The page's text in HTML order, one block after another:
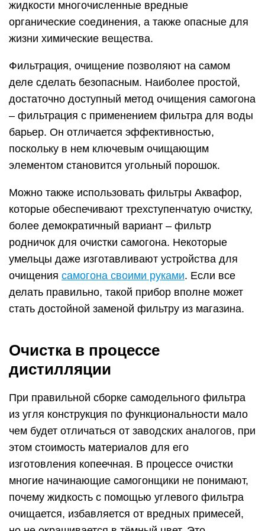
жидкости многочисленные вредные
органические соединения, а также опасные для
жизни химические вещества.
Фильтрация, очищение позволяют на самом
деле сделать безопасным. Наиболее простой,
достаточно доступный метод очищения самогона
– фильтрация с применением фильтра для воды
барьер. Он отличается эффективностью,
поскольку в нем ключевым очищающим
элементом становится угольный порошок.
Можно также использовать фильтры Аквафор,
которые обеспечивают трехступенчатую очистку,
более демократичный вариант – фильтр
родничок для очистки самогона. Некоторые
умельцы даже изготавливают устройства для
очищения самогона своими руками. Если все
делать правильно, такой прибор вполне может
стать достойной заменой фильтру из магазина.
Очистка в процессе
дистилляции
При правильной сборке самодельного фильтра
из угля конструкция по функциональности мало
чем будет отличаться от заводских аналогов, при
этом стоимость материалов для его
изготовления копеечная. В процессе очистки
многие начинающие самогонщики не понимают,
почему жидкость с помощью углевого фильтра
очищается, избавляется от вредных примесей,